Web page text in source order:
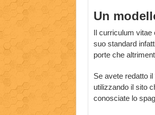
Un
Il curriculum vitae
suo standard
porte che
Se avete redatto
utilizzando il sito
conosciate lo